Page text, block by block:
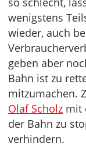
wenigstens
wieder, auch
geben aber
Bahn ist zu
mitzumachen.
Olaf Scholz mit
der Bahn zu
verhindern.